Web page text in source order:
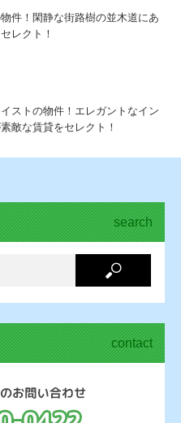
件！閑静な街路樹の並木道にあ
レクト！
ストの物件！エレガントなイン
敵な賃貸をセレクト！
search
contact